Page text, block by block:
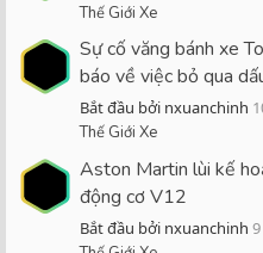
Thế Giới Xe
Sự cố văng bánh xe
báo về việc bỏ qua
Bắt đầu bởi nxuanchinh
Thế Giới Xe
Aston Martin lùi kế
động cơ V12
Bắt đầu bởi nxuanchinh